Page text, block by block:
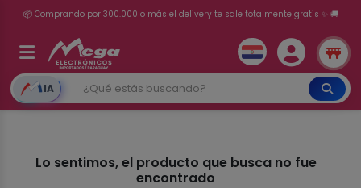
📦 Comprando por 300.000 o más el delivery te sale totalmente gratis ✨ 🚚
💳 ¡HASTA 24 CUOTAS SIN INTERÉS con tarjetas adheridas!
IA
Lo sentimos, el producto que busca no fue
encontrado